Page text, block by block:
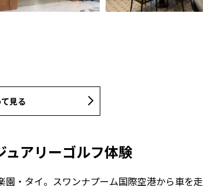
見る
ュアリーゴルフ体験
・タイ。スワンナプーム国際空港から車を走